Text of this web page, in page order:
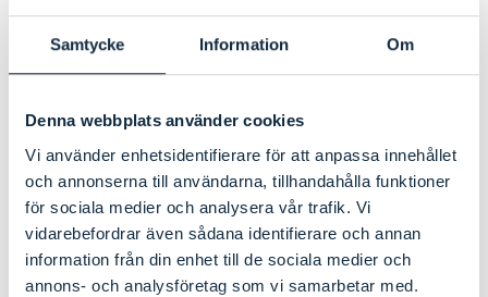
Samtycke Information Om
Denna webbplats använder cookies
Vi använder enhetsidentifierare för att anpassa innehållet
och annonserna till användarna, tillhandahålla funktioner
för sociala medier och analysera vår trafik. Vi
vidarebefordrar även sådana identifierare och annan
information från din enhet till de sociala medier och
annons- och analysföretag som vi samarbetar med.
Prosjektet har vært ledet av NIVA Region Sør, med
prosjektpartner.
Rapport
mulighetskartlegging-for-
kystbaserte-nringer-i-stfold